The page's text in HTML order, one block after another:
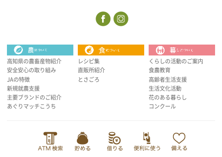
高知県の農畜産物紹介
安全安心の取り組み
JAの特徴
新規就農支援
主要ブランドのご紹介
あぐりマッチこうち
レシピ集
直販所紹介
とさごろ
くらしの活動のご案内
食農教育
高齢者生活支援
生活文化活動
花のある暮らし
コンクール